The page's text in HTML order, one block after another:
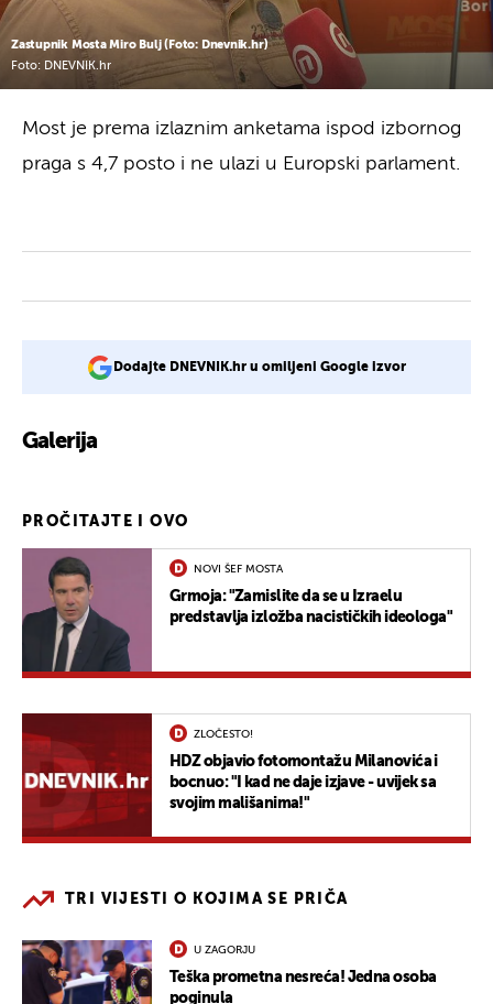
Zastupnik Mosta Miro Bulj (Foto: Dnevnik.hr)
Foto: DNEVNIK.hr
Most je prema izlaznim anketama ispod izbornog
praga s 4,7 posto i ne ulazi u Europski parlament.
Dodajte DNEVNIK.hr u omiljeni Google izvor
Galerija
PROČITAJTE I OVO
NOVI ŠEF MOSTA
Grmoja: "Zamislite da se u Izraelu
predstavlja izložba nacističkih ideologa"
ZLOČESTO!
HDZ objavio fotomontažu Milanovića i
bocnuo: "I kad ne daje izjave - uvijek sa
svojim mališanima!"
TRI VIJESTI O KOJIMA SE PRIČA
U ZAGORJU
Teška prometna nesreća! Jedna osoba
poginula